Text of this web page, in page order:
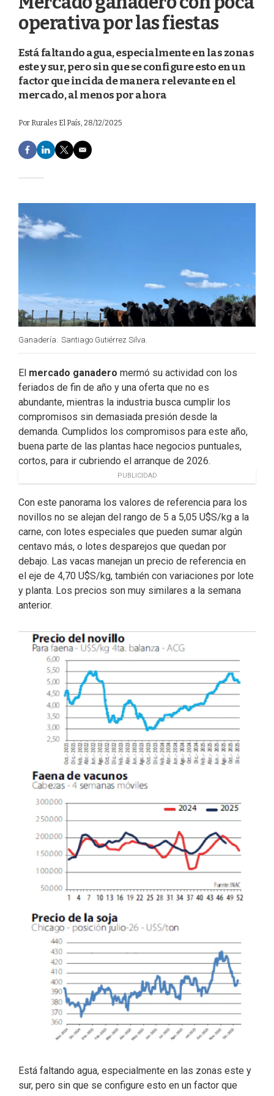
operativa por las fiestas
Está faltando agua, especialmente en las zonas
este y sur, pero sin que se configure esto en un
factor que incida de manera relevante en el
mercado, al menos por ahora
Por Rurales El País, 28/12/2025
F
a
e
o
o
k
L
i
d
I
n
T
w
e
E
m
Ganadería. Santiago Gutiérrez Silva.
El mercado ganadero mermó su actividad con los
feriados de fin de año y una oferta que no es
abundante, mientras la industria busca cumplir los
compromisos sin demasiada presión desde la
demanda. Cumplidos los compromisos para este año,
buena parte de las plantas hace negocios puntuales,
cortos, para ir cubriendo el arranque de 2026.
PUBLICIDAD
Con este panorama los valores de referencia para los
novillos no se alejan del rango de 5 a 5,05 U$S/kg a la
carne, con lotes especiales que pueden sumar algún
centavo más, o lotes desparejos que quedan por
debajo. Las vacas manejan un precio de referencia en
el eje de 4,70 U$S/kg, también con variaciones por lote
y planta. Los precios son muy similares a la semana
anterior.
Está faltando agua, especialmente en las zonas este y
sur, pero sin que se configure esto en un factor que